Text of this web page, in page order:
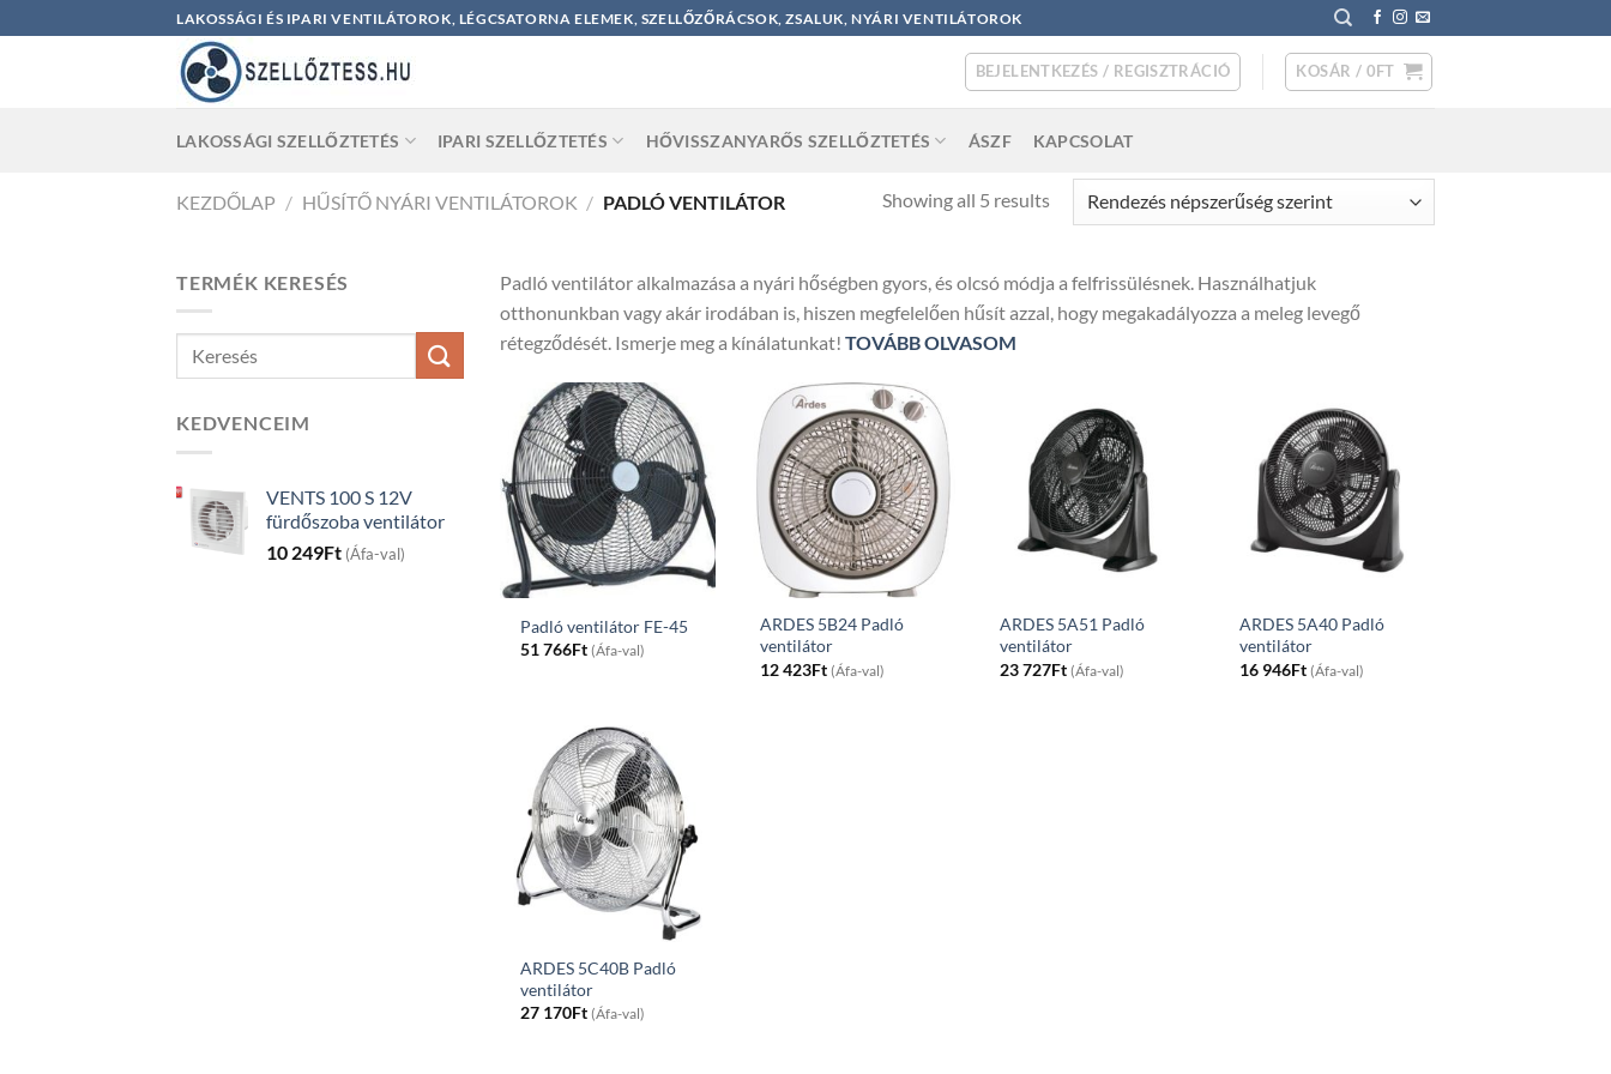
to
LAKOSSÁGI ÉS IPARI VENTILÁTOROK, LÉGCSATORNA ELEMEK, SZELLŐZŐRÁCSOK, ZSALUK, NYÁRI VENTILÁTOROK
BEJELENTKEZÉS / REGISZTRÁCIÓ KOSÁR / 0FT
LAKOSSÁGI SZELLŐZTETÉS IPARI SZELLŐZTETÉS HŐVISSZANYARŐS SZELLŐZTETÉS ÁSZF KAPCSOLAT
KEZDŐLAP / HŰSÍTŐ NYÁRI VENTILÁTOROK / PADLÓ VENTILÁTOR Showing all 5 resultsSorted
TERMÉK KERESÉS
KEDVENCEIM
VENTS 100 S 12V
fürdőszoba ventilátor
10 249Ft (Áfa-val)
Padló ventilátor alkalmazása a nyári hőségben gyors, és olcsó módja a felfrissülésnek. Használhatjuk
otthonunkban vagy akár irodában is, hiszen megfelelően hűsít azzal, hogy megakadályozza a meleg levegő
rétegződését. Ismerje meg a kínálatunkat! TOVÁBB OLVASOM
Padló ventilátor FE-45
51 766Ft (Áfa-val)
ARDES 5B24 Padló
ventilátor
12 423Ft (Áfa-val)
ARDES 5A51 Padló
ventilátor
23 727Ft (Áfa-val)
ARDES 5A40 Padló
ventilátor
16 946Ft (Áfa-val)
ARDES 5C40B Padló
ventilátor
27 170Ft (Áfa-val)